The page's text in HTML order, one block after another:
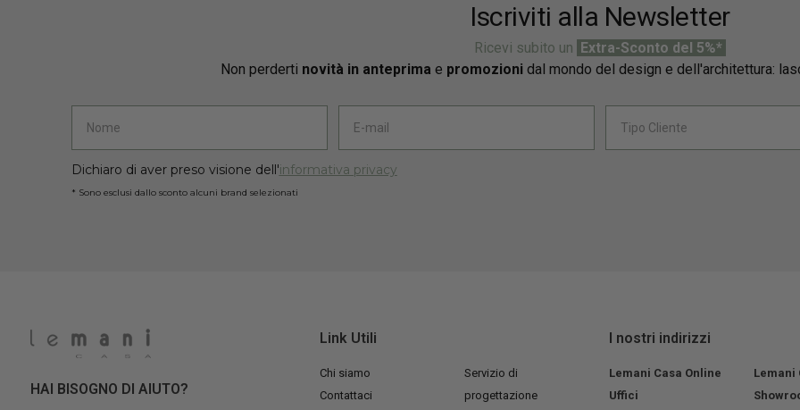
Iscriviti alla Newsletter
Ricevi subito un
Extra-Sconto del 5%*
Non perderti novità in anteprima e promozionidal mondo del design e dell'architettura:
Dichiaro di aver preso visione dell'informativa privacy
* Sono esclusi dallo sconto alcuni brand selezionati
HAI BISOGNO DI AIUTO?
Link Utili
Chi siamo
Contattaci
Servizio di
progettazione
I nostri indirizzi
Lemani Casa Online
Uffici
Lemani